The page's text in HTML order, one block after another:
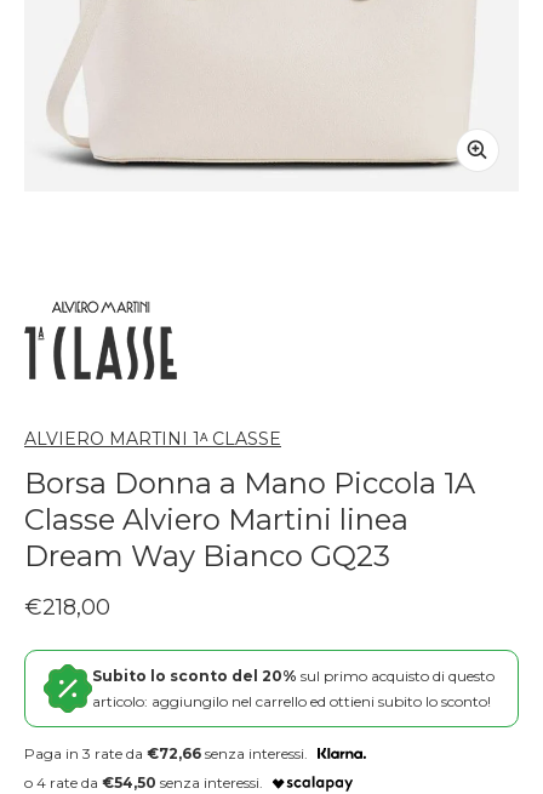
ALVIERO MARTINI 1ᴬ CLASSE
Borsa Donna a Mano Piccola 1A
Classe Alviero Martini linea
Dream Way Bianco GQ23
Prezzo regolare
€218,00
Subito lo sconto del 20% sul primo acquisto di questo
articolo: aggiungilo nel carrello ed ottieni subito lo sconto!
Paga in 3 rate da €72,66 senza interessi.
o 4 rate da €54,50 senza interessi.